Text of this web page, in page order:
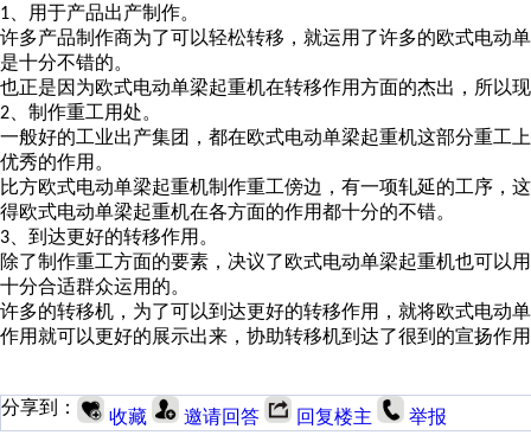
1 、用于产品出产制作。
许多产品制作商为了可以轻松转移，就运用了许多的欧式电动
是十分不错的。
也正是因为欧式电动单梁起重机在转移作用方面的杰出，所以
2 、制作重工用处。
一般好的工业出产集团，都在欧式电动单梁起重机这部分重工
优秀的作用。
比方欧式电动单梁起重机制作重工傍边，有一项轧延的工序，
得欧式电动单梁起重机在各方面的作用都十分的不错。
3 、到达更好的转移作用。
除了制作重工方面的要素，决议了欧式电动单梁起重机也可以
十分合适群众运用的。
许多的转移机，为了可以到达更好的转移作用，就将欧式电动
作用就可以更好的展示出来，协助转移机到达了很到的宣扬作
分享到： 收藏 邀请回答 回复楼主 举报